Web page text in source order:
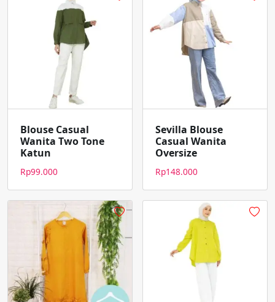
Blouse Casual
Wanita Two Tone
Katun
Rp99.000
Sevilla Blouse
Casual Wanita
Oversize
Rp148.000